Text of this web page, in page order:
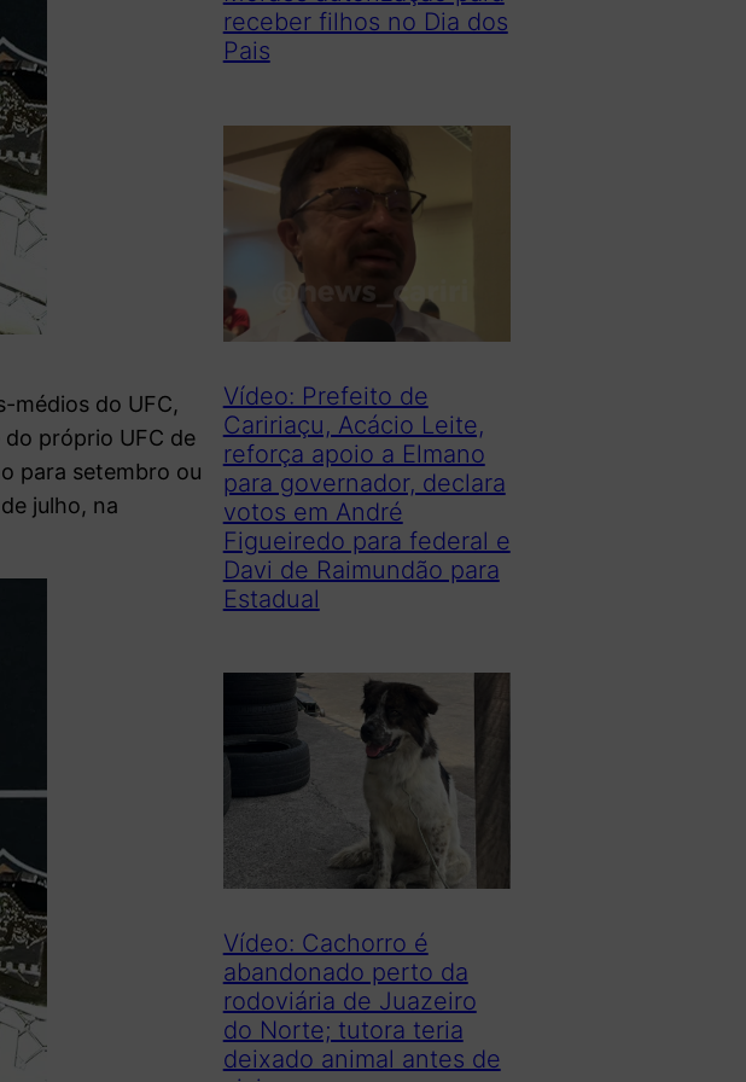
médios do UFC,
próprio UFC de
para setembro ou
julho, na
receber filhos no Dia dos
Pais
Vídeo: Prefeito de
Caririaçu, Acácio Leite,
reforça apoio a Elmano
para governador, declara
votos em André
Figueiredo para federal e
Davi de Raimundão para
Estadual
Vídeo: Cachorro é
abandonado perto da
rodoviária de Juazeiro
do Norte; tutora teria
deixado animal antes de